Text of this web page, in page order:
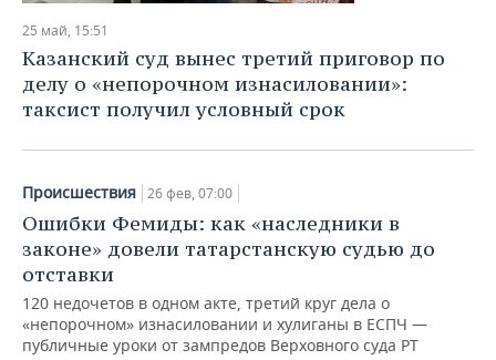
НЕФТЕХИМИЯ
НЕФТЬ
ОПК
РОЗНИЧНАЯ ТОРГОВЛЯ
ТРАНСПОРТ
НОВОСТИ ТЕХНОЛОГИЙ
IT
ТЕЛЕКОММУНИКАЦИИ
МЕРОПРИЯТИЯ
НОВОСТИ МЕРОПРИЯТИЙ
БИЗНЕС-БРАНЧИ
ONLINE-КОНФЕРЕНЦИИ
ОТКРЫТАЯ ЛЕКЦИЯ
СПОРТ
ФУТБОЛ
ХОККЕЙ
БАСКЕТБОЛ
ВОЛЕЙБОЛ
ОБЩЕСТВО
НОВОСТИ ОБЩЕСТВА
ВЛАСТЬ
ИНФРАСТРУКТУРА
ИСТОРИЯ
ФОТОГАЛЕРЕЯ
СЮЖЕТЫ
СПРАВОЧНИК
СПИСОК ПЕРСОН
ПОЛНАЯ ВЕРСИЯ
25 май, 15:51
Казанский суд вынес третий приговор по
делу о «непорочном изнасиловании»:
таксист получил условный срок
Происшествия 26 фев, 07:00
Ошибки Фемиды: как «наследники в
законе» довели татарстанскую судью до
отставки
120 недочетов в одном акте, третий круг дела о
«непорочном» изнасиловании и хулиганы в ЕСПЧ —
публичные уроки от зампредов Верховного суда РТ